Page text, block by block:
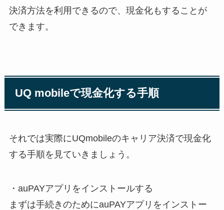
決済方法を利用できるので、現金化もすることが
できます。
UQ mobileで現金化する手順
それでは実際にUQmobileのキャリア決済で現金化
する手順を見ていきましょう。
・auPAYアプリをインストールする
まずは手続きのためにauPAYアプリをインストー